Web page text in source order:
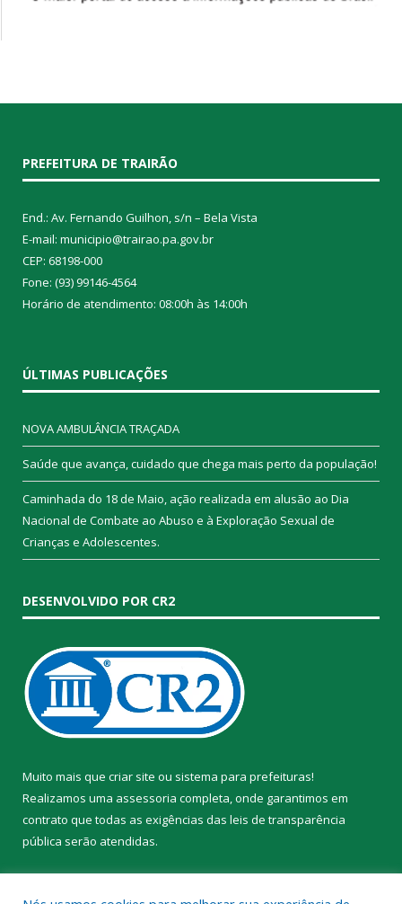
PREFEITURA DE TRAIRÃO
End.: Av. Fernando Guilhon, s/n – Bela Vista
E-mail: municipio@trairao.pa.gov.br
CEP: 68198-000
Fone: (93) 99146-4564
Horário de atendimento: 08:00h às 14:00h
ÚLTIMAS PUBLICAÇÕES
NOVA AMBULÂNCIA TRAÇADA
Saúde que avança, cuidado que chega mais perto da população!
Caminhada do 18 de Maio, ação realizada em alusão ao Dia
Nacional de Combate ao Abuso e à Exploração Sexual de
Crianças e Adolescentes.
DESENVOLVIDO POR CR2
Muito mais que criar site ou sistema para prefeituras!
Realizamos uma assessoria completa, onde garantimos em
contrato que todas as exigências das leis de transparência
pública serão atendidas.